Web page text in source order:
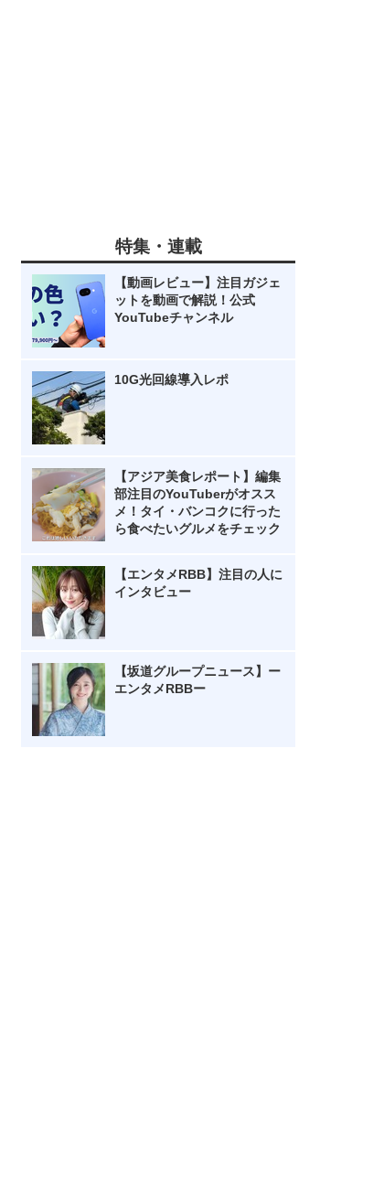
特集・連載
【動画レビュー】注目ガジェ
ットを動画で解説！公式
YouTubeチャンネル
10G光回線導入レポ
【アジア美食レポート】編集
部注目のYouTuberがオスス
メ！タイ・バンコクに行った
ら食べたいグルメをチェック
【エンタメRBB】注目の人に
インタビュー
【坂道グループニュース】ー
エンタメRBBー